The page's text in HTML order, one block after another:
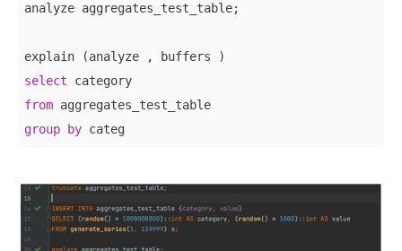
analyze aggregates_test_table;
select
from
group
by categ